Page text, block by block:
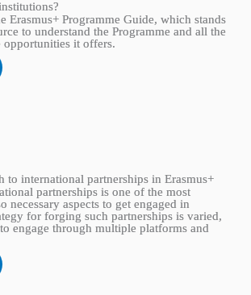
Erasmus+ Programme Guide, which stands
to understand the Programme and all the
it offers.
to international partnerships in Erasmus+
partnerships is one of the most
necessary aspects to get engaged in
for forging such partnerships is varied,
engage through multiple platforms and